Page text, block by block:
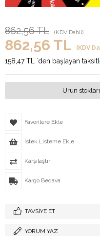
862,56 TL (KDV Dahil)
862,56 TL (KDV
158,47 TL `den başlayan
Ürün
Favorilere Ekle
İstek Listeme Ekle
Karşılaştır
Kargo Bedava
TAVSIYE ET
YORUM YAZ